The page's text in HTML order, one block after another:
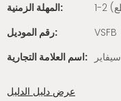
المهلة الزمنية:
رقم الموديل:
VSFB
اسم العلامة التجارية:
سيفاير
عرض دليل الدليل